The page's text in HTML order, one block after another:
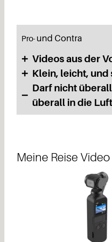
Pro- und Contra
Videos aus der
Klein, leicht,
Darf nicht
überall in die Luft
Meine Reise